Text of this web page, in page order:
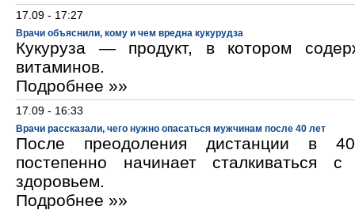
17.09 - 17:27
Врачи объяснили, кому и чем вредна кукурудза
Кукуруза — продукт, в котором
витаминов.
Подробнее »»
17.09 - 16:33
Врачи рассказали, чего нужно опасаться мужчинам после 40 лет
После преодоления дистанции в
постепенно начинает сталкиваться
здоровьем.
Подробнее »»